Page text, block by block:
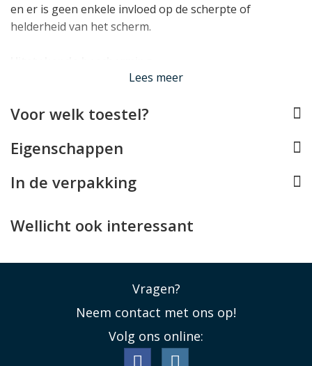
en er is geen enkele invloed op de scherpte of
helderheid van het scherm.
Ondertussen kan de protector dankzij de hardheid van
geeft aan dat het scherm zeer krasbestendig is en
zodat het kostbare display van uw Tab bij een
Lees minder
Lees meer
Voor welk toestel?
Eigenschappen
In de verpakking
Wellicht ook interessant
Vragen?
Neem contact met ons op!
Volg ons online: